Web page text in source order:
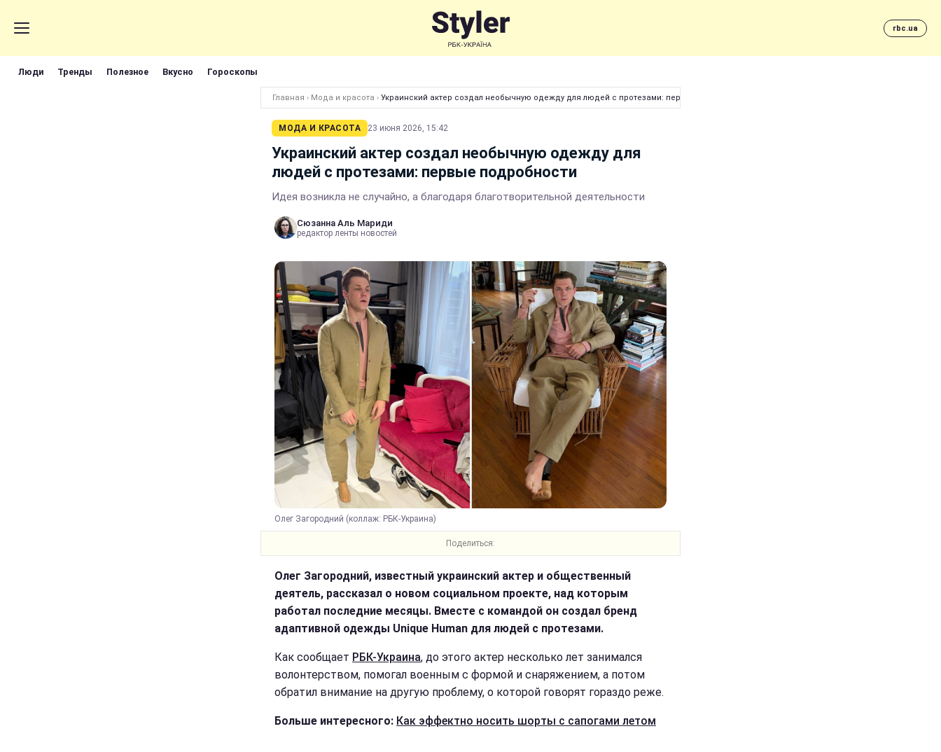
rbc.ua
Люди Тренды Полезное Вкусно Гороскопы
Главная › Мода и красота › Украинский актер создал необычную одежду для людей с протезами: первые подробности
МОДА И КРАСОТА 23 июня 2026, 15:42
Украинский актер создал необычную одежду для
людей с протезами: первые подробности
Идея возникла не случайно, а благодаря благотворительной деятельности
Сюзанна Аль Мариди
редактор ленты новостей
Олег Загородний (коллаж: РБК-Украина)
Поделиться:
Олег Загородний, известный украинский актер и общественный
деятель, рассказал о новом социальном проекте, над которым
работал последние месяцы. Вместе с командой он создал бренд
адаптивной одежды Unique Human для людей с протезами.
Как сообщает РБК-Украина, до этого актер несколько лет занимался
волонтерством, помогал военным с формой и снаряжением, а потом
обратил внимание на другую проблему, о которой говорят гораздо реже.
Больше интересного: Как эффектно носить шорты с сапогами летом